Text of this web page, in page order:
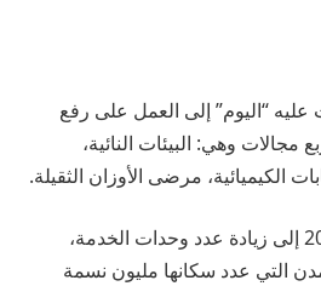
“اليوم” إلى العمل على رفع
مجالات وهي: البيئات النائية،
الكيميائية، مرضى الأوزان الثقيلة.
وتهدف الهيئة في عام 2023 إلى زيادة عدد وحدات الخدمة،
المدن التي عدد سكانها مليون نسمة